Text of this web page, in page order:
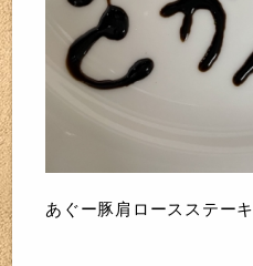
あぐー豚肩ロースステーキ